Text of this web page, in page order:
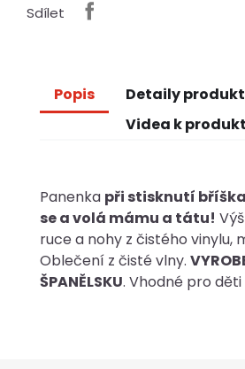
Sdílet
Popis
Detaily
Videa k
Panenka při stisknutí
se a volá mámu a tátu!
ruce a nohy z čistého vinylu,
Oblečení z čisté vlny.
ŠPANĚLSKU. Vhodné pro